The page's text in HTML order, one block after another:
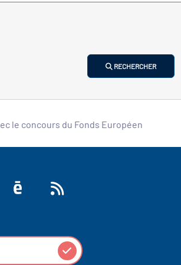
RECHERCHER
le concours du Fonds Européen